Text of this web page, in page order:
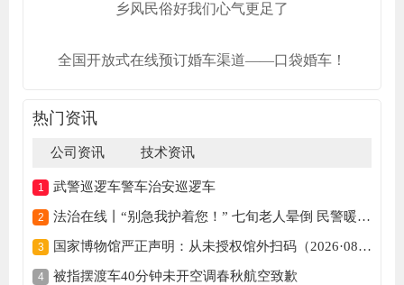
乡风民俗好我们心气更足了
全国开放式在线预订婚车渠道——口袋婚车！
热门资讯
公司资讯 技术资讯
武警巡逻车警车治安巡逻车
法治在线丨“别急我护着您！” 七旬老人晕倒 民警暖心守护
国家博物馆严正声明：从未授权馆外扫码（2026·08·03）
被指摆渡车40分钟未开空调春秋航空致歉